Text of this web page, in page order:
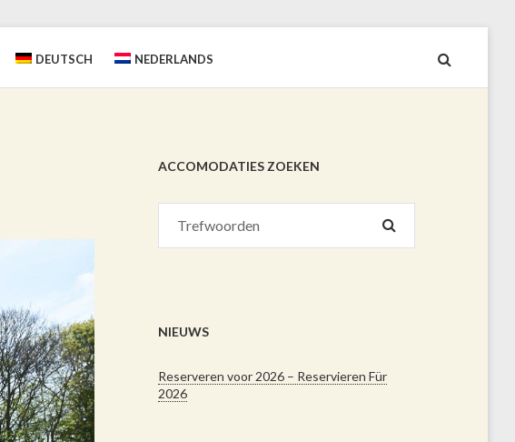
DEUTSCH NEDERLANDS
ACCOMODATIES ZOEKEN
NIEUWS
Reserveren voor 2026 – Reservieren Für
2026